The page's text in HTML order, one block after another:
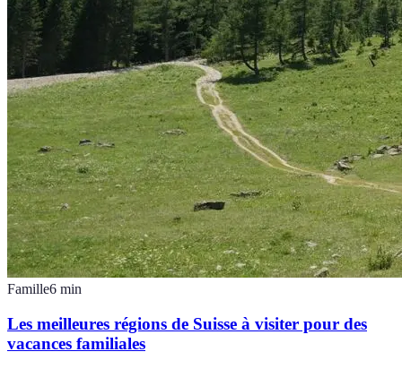
Famille6 min
Les meilleures régions de Suisse à visiter pour des
vacances familiales